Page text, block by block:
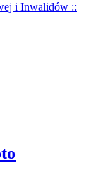
i Inwalidów ::